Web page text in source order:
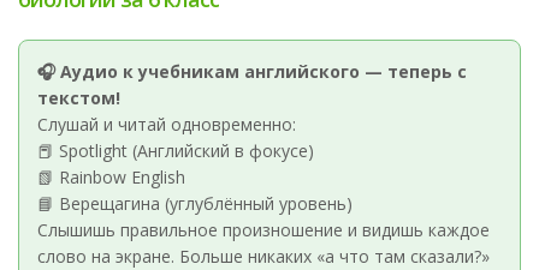
🎧 Аудио к учебникам английского — теперь с
текстом!
Слушай и читай одновременно:
📕 Spotlight (Английский в фокусе)
📗 Rainbow English
📘 Верещагина (углублённый уровень)
Слышишь правильное произношение и видишь каждое
слово на экране. Больше никаких «а что там сказали?»